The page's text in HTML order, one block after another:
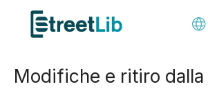
Modifiche e ritiro